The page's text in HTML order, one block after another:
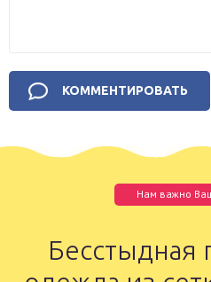
Нам важно
Бесстыдная